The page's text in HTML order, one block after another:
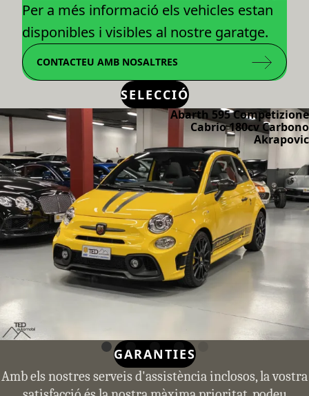
Per a més informació els vehicles estan
disponibles i visibles al nostre garatge.
CONTACTEU AMB NOSALTRES
SELECCIÓ
Abarth 595 Competizione
Cabrio 180cv Carbono
Akrapovic
GARANTIES
Amb els nostres serveis d'assistència inclosos, la vostra